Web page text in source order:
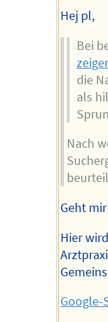
Hej pl,
Bei
die
als
Nach
Geht
Hier
Google-